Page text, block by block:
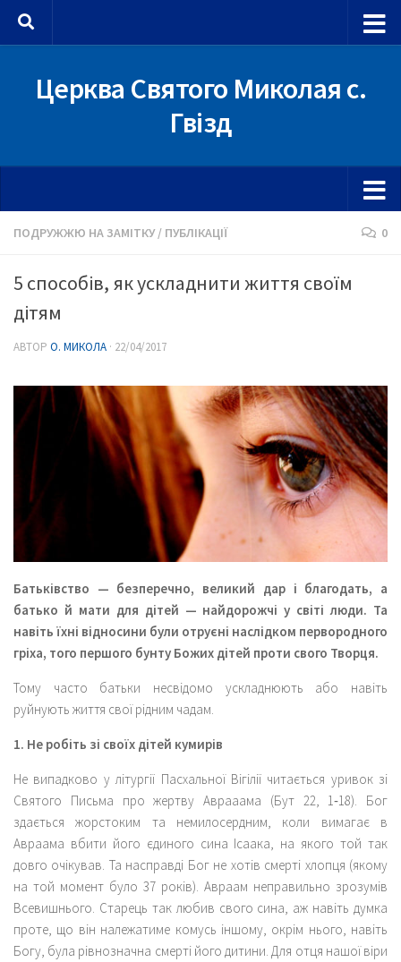
Skip to content
Церква Святого Миколая с.
Гвізд
ПОДРУЖЖЮ НА ЗАМІТКУ / ПУБЛІКАЦІЇ 0
5 способів, як ускладнити життя своїм
дітям
АВТОР О. МИКОЛА · 22/04/2017
Батьківство — безперечно, великий дар і благодать, а
батько й мати для дітей — найдорожчі у світі люди. Та
навіть їхні відносини були отруєні наслідком первородного
гріха, того першого бунту Божих дітей проти свого Творця.
Тому часто батьки несвідомо ускладнюють або навіть
руйнують життя свої рідним чадам.
1. Не робіть зі своїх дітей кумирів
Не випадково у літургії Пасхальної Вігілії читається уривок зі
Святого Письма про жертву Аврааама (Бут 22, 1‑18). Бог
здається жорстоким та немилосердним, коли вимагає в
Авраама вбити його єдиного сина Ісаака, на якого той так
довго очікував. Та насправді Бог не хотів смерті хлопця (якому
на той момент було 37 років). Авраам неправильно зрозумів
Всевишнього. Старець так любив свого сина, аж навіть думка
проте, що він належатиме комусь іншому, окрім нього, навіть
Богу, була рівнозначна смерті його дитини. Для отця нашої віри